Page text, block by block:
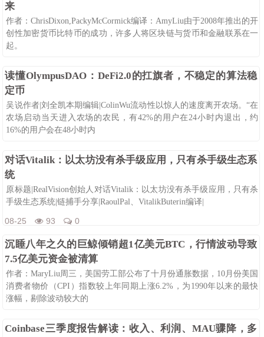
来
作者：ChrisDixon,PackyMcCormick编译：AmyLiu由于2008年推出的开
创性加密货币比特币的成功，许多人将区块链与货币和金融联系在一
起。
读懂OlympusDAO：DeFi2.0的扛旗者，不稳定的算法稳
定币
吴说作者|刘全凯本期编辑|ColinWu流动性以惊人的速度离开农场。“在
农场启动当天进入农场的农民，有42%的用户在24小时内退出，约
16%的用户会在48小时内
对话Vitalik：以太坊没有杀手级应用，只有杀手级生态系
统
原标题|RealVision创始人对话Vitalik：以太坊没有杀手级应用，只有杀
手级生态系统|链捕手分享|RaoulPal、VitalikButerin编译|
08-25 93 0
沉睡八年之久的巨鲸倾销超1亿美元BTC，行情波动导致
7.5亿美元资金被清算
作者：MaryLiu周三，美国劳工部公布了十月份通胀数据，10月份美国
消费者物价（CPI）指数较上年同期上涨6.2%，为1990年以来的最快
涨幅，剔除波动较大的
Coinbase三季度报告解读：收入、利润、MAU骤降，多